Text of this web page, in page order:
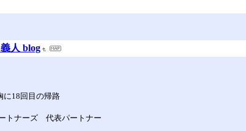
人 blog
に18回目の帰路
トナーズ 代表パートナー